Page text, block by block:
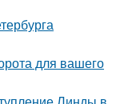
для вашего